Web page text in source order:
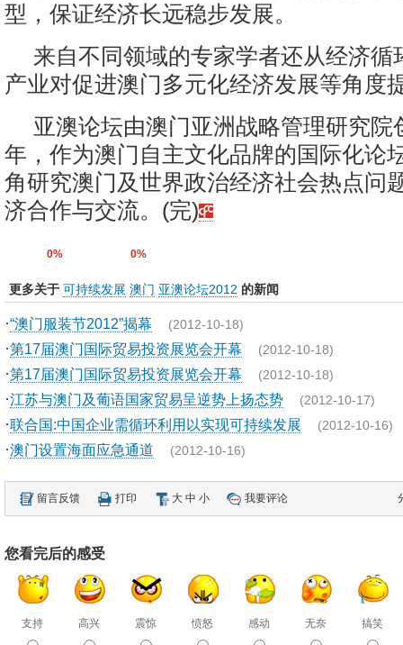
型，保证经济长远稳步发展。
来自不同领域的专家学者还从经济循
产业对促进澳门多元化经济发展等角度
亚澳论坛由澳门亚洲战略管理研究院
年，作为澳门自主文化品牌的国际化论
角研究澳门及世界政治经济社会热点问
济合作与交流。(完)
0% 0%
更多关于 可持续发展 澳门 亚澳论坛2012 的新闻
·“澳门服装节2012”揭幕 (2012-10-18)
·第17届澳门国际贸易投资展览会开幕 (2012-10-18)
·第17届澳门国际贸易投资展览会开幕 (2012-10-18)
·江苏与澳门及葡语国家贸易呈逆势上扬态势 (2012-10-17)
·联合国:中国企业需循环利用以实现可持续发展 (2012-10-16)
·澳门设置海面应急通道 (2012-10-16)
留言反馈 打印 大 中 小 我要评论
您看完后的感受
支持 高兴 震惊 愤怒 感动 无奈 搞笑